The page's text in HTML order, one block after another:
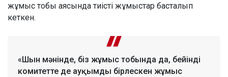
жұмыс тобы аясында тиісті жұмыстар басталып
кеткен.
«Шын мәнінде, біз жұмыс тобында да, бейінді
комитетте де ауқымды бірлескен жұмыс